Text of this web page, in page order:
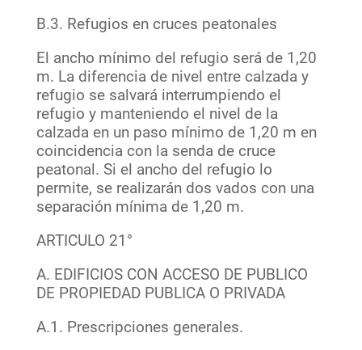
B.3. Refugios en cruces peatonales
El ancho mínimo del refugio será de 1,20
m. La diferencia de nivel entre calzada y
refugio se salvará interrumpiendo el
refugio y manteniendo el nivel de la
calzada en un paso mínimo de 1,20 m en
coincidencia con la senda de cruce
peatonal. Si el ancho del refugio lo
permite, se realizarán dos vados con una
separación mínima de 1,20 m.
ARTICULO 21°
A. EDIFICIOS CON ACCESO DE PUBLICO
DE PROPIEDAD PUBLICA O PRIVADA
A.1. Prescripciones generales.